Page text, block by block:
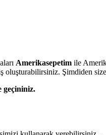
Amerikasepetim ile
oluşturabilirsiniz. Şimdiden
geçininiz.